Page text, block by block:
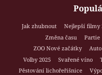
Jak zhubnout Nejlepší filmy
Změna času
Partie
ZOO Nové začátky
Volby 2025
Svařené víno
Pěstování lichořeřišnice